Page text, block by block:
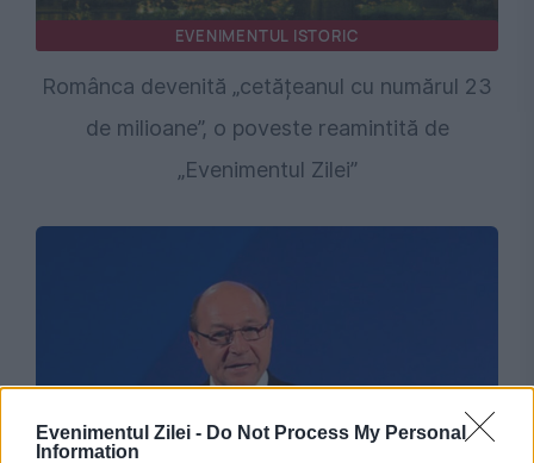
Evenimentul Zilei - Do Not Process My Personal
Information
EVENIMENTUL ISTORIC
Românca devenită „cetățeanul cu numărul 23
de milioane”, o poveste reamintită de
„Evenimentul Zilei”